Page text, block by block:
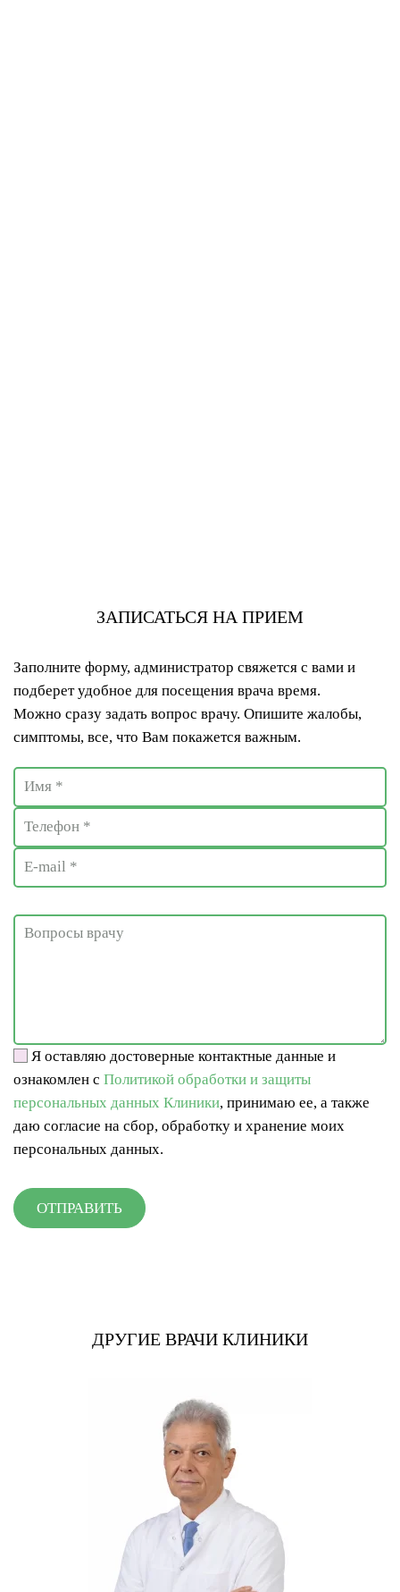
ЗАПИСАТЬСЯ НА ПРИЕМ
Заполните форму, администратор свяжется с вами и
подберет удобное для посещения врача время.
Можно сразу задать вопрос врачу. Опишите жалобы,
симптомы, все, что Вам покажется важным.
Я оставляю достоверные контактные данные и
ознакомлен с Политикой обработки и защиты
персональных данных Клиники, принимаю ее, а также
даю согласие на сбор, обработку и хранение моих
персональных данных.
ОТПРАВИТЬ
ДРУГИЕ ВРАЧИ КЛИНИКИ